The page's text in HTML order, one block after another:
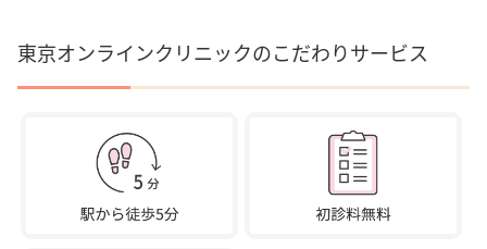
東京オンラインクリニックのこだわりサービス